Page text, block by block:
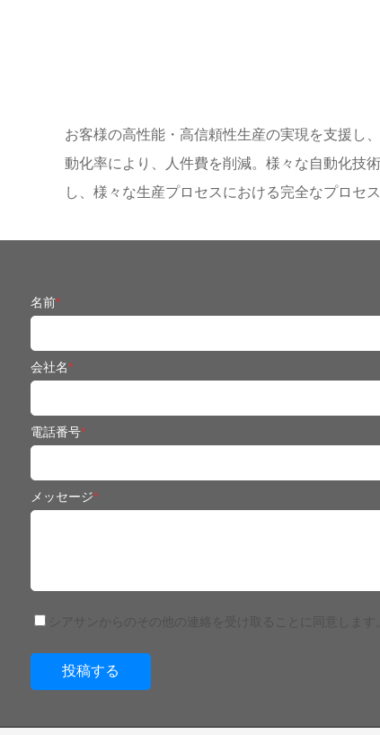
お客様の高性能・高信頼性生産の実現を支援し
動化率により、人件費を削減。様々な自動化技
し、様々な生産プロセスにおける完全なプロセ
名前*
会社名*
電話番号*
メッセージ*